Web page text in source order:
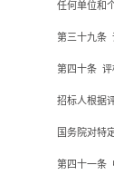
任何单位和
第三十九条
第四十条 评
招标人根据
国务院对特
第四十一条